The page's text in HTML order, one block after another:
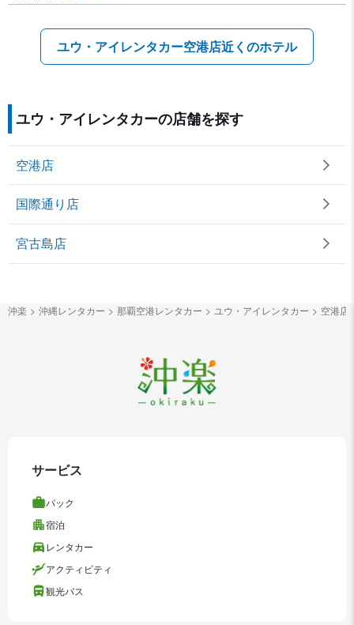
ユウ・アイレンタカー空港店近くのホテル
ユウ・アイレンタカーの店舗を探す
空港店
国際通り店
宮古島店
沖楽 沖縄レンタカー 那覇空港レンタカー ユウ・アイレンタカー 空港店
サービス
パック
宿泊
レンタカー
アクティビティ
観光バス